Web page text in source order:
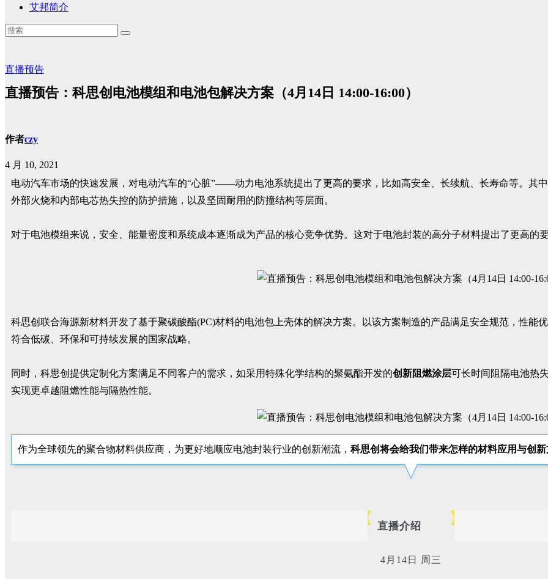
艾邦简介
直播预告
直播预告：科思创电池模组和电池包解决方案（4月14日 14:00-16:00）
作者czy
4 月 10, 2021
电动汽车市场的快速发展，对电动汽车的“心脏”——动力电池系统提出了更高的要求，比如高安全、长续航、长寿命等。其
外部火烧和内部电芯热失控的防护措施，以及坚固耐用的防撞结构等层面。
对于电池模组来说，安全、能量密度和系统成本逐渐成为产品的核心竞争优势。这对于电池封装的高分子材料提出了更高的
科思创联合海源新材料开发了基于聚碳酸酯(PC)材料的电池包上壳体的解决方案。以该方案制造的产品满足安全规范，性能
符合低碳、环保和可持续发展的国家战略。
同时，科思创提供定制化方案满足不同客户的需求，如采用特殊化学结构的聚氨酯开发的创新阻燃涂层可长时间阻隔电池热
实现更卓越阻燃性能与隔热性能。
作为全球领先的聚合物材料供应商，为更好地顺应电池封装行业的创新潮流， 科思创将会给我们带来怎样的材料应用与创
直播介绍
4月14日 周三